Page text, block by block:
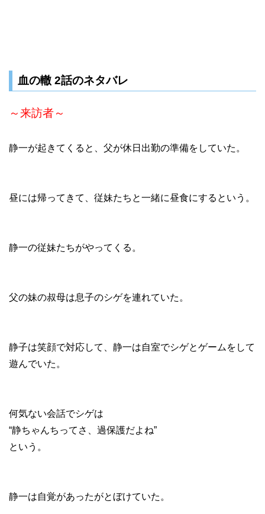
血の轍 2話のネタバレ
～来訪者～
静一が起きてくると、父が休日出勤の準備をしていた。
昼には帰ってきて、従妹たちと一緒に昼食にするという。
静一の従妹たちがやってくる。
父の妹の叔母は息子のシゲを連れていた。
静子は笑顔で対応して、静一は自室でシゲとゲームをして
遊んでいた。
何気ない会話でシゲは
“静ちゃんちってさ、過保護だよね”
という。
静一は自覚があったがとぼけていた。